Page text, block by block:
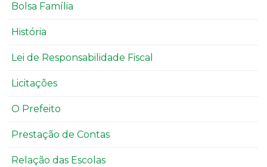
Bolsa Família
História
Lei de Responsabilidade Fiscal
Licitações
O Prefeito
Prestação de Contas
Relação das Escolas